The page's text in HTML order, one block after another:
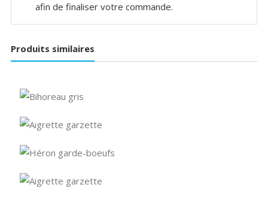
afin de finaliser votre commande.
Produits similaires